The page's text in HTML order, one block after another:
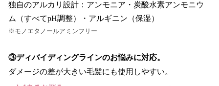
独自のアルカリ設計：アンモニア・炭酸水素アンモニウ
ム（すべてpH調整）・アルギニン（保湿）
※モノエタノールアミンフリー
③ディバイディングラインのお悩みに対応。
ダメージの差が大きい毛髪にも使用しやすい。